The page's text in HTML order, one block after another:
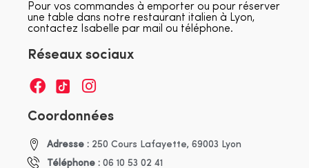
Coordonnées
Adresse :250 Cours Lafayette, 69003 Lyon
Téléphone :06 10 53 02 41
Réseaux sociaux
Pour vos commandes à emporter ou pour réserver
une table dans notre restaurant italien à Lyon,
contactez Isabelle par mail ou téléphone.